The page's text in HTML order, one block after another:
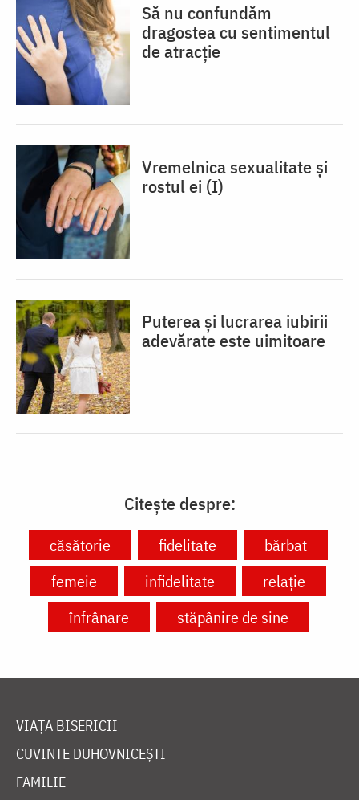
Să nu confundăm
dragostea cu sentimentul
de atracție
Vremelnica sexualitate și
rostul ei (I)
Puterea și lucrarea iubirii
adevărate este uimitoare
Citește despre:
căsătorie fidelitate
bărbat
femeie
infidelitate
relație
înfrânare
stăpânire de sine
VIAȚA BISERICII
CUVINTE DUHOVNICEȘTI
FAMILIE